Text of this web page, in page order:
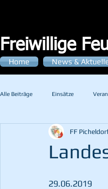
Freiwillige
Home News &
Alle Beiträge Einsätze
FF
29.06.2019